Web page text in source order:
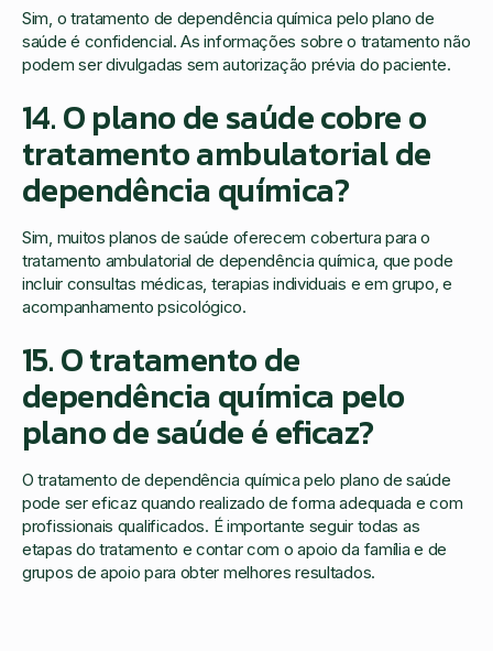
Sim, o tratamento de dependência química pelo plano de
saúde é confidencial. As informações sobre o tratamento não
podem ser divulgadas sem autorização prévia do paciente.
14. O plano de saúde cobre o
tratamento ambulatorial de
dependência química?
Sim, muitos planos de saúde oferecem cobertura para o
tratamento ambulatorial de dependência química, que pode
incluir consultas médicas, terapias individuais e em grupo, e
acompanhamento psicológico.
15. O tratamento de
dependência química pelo
plano de saúde é eficaz?
O tratamento de dependência química pelo plano de saúde
pode ser eficaz quando realizado de forma adequada e com
profissionais qualificados. É importante seguir todas as
etapas do tratamento e contar com o apoio da família e de
grupos de apoio para obter melhores resultados.